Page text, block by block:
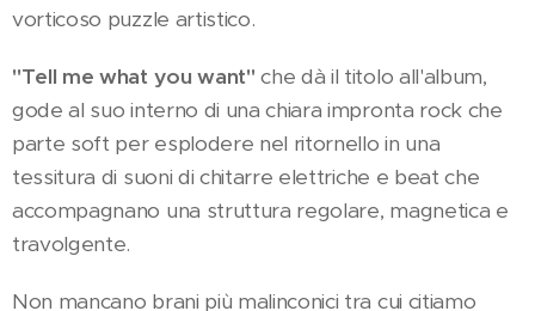
vorticoso puzzle artistico.
"Tell me what you want" che dà il titolo all'album,
gode al suo interno di una chiara impronta rock che
parte soft per esplodere nel ritornello in una
tessitura di suoni di chitarre elettriche e beat che
accompagnano una struttura regolare, magnetica e
travolgente.
Non mancano brani più malinconici tra cui citiamo